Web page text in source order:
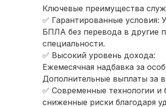
Ключевые преимущества
✅ Гарантированные условия:
БПЛА без перевода в другие
специальности.
✅ Высокий уровень дохода:
Ежемесячная надбавка за
Дополнительные выплаты за
✅ Современные технологии и
сниженные риски благодаря